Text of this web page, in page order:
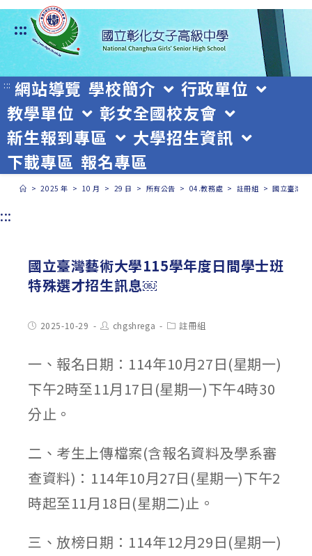
跳
轉
至
主
要
內
容
:::
::: 網站導覽 學校簡介
行政單位
教學單位
彰女全國校友會
新生報到專區
大學招生資訊
下載專區 報名專區
> 2025 年 > 10 月 > 29 日 > 所有公告 > 04.教務處 > 註冊組 > 國立臺灣
:::
國立臺灣藝術大學115學年度日間學士班
特殊選才招生訊息￼
Post2025-10-29
Post
author:
chgshrega
Post註冊組
一、報名日期：114年10月27日(星期一)
下午2時至11月17日(星期一)下午4時30
分止。
二、考生上傳檔案(含報名資料及學系審
查資料)：114年10月27日(星期一)下午2
時起至11月18日(星期二)止。
三、放榜日期：114年12月29日(星期一)